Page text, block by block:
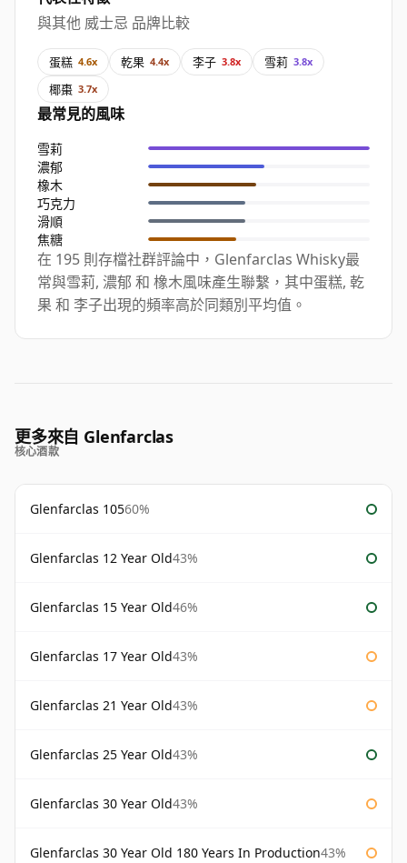
與其他 威士忌 品牌比較
蛋糕 4.6x 乾果 4.4x 李子 3.8x 雪莉 3.8x
椰棗 3.7x
最常見的風味
雪莉
濃郁
橡木
巧克力
滑順
焦糖
在 195 則存檔社群評論中，Glenfarclas Whisky最
常與雪莉, 濃郁 和 橡木風味產生聯繫，其中蛋糕, 乾
果 和 李子出現的頻率高於同類別平均值。
更多來自 Glenfarclas
核心酒款
Glenfarclas 10560%
Glenfarclas 12 Year Old43%
Glenfarclas 15 Year Old46%
Glenfarclas 17 Year Old43%
Glenfarclas 21 Year Old43%
Glenfarclas 25 Year Old43%
Glenfarclas 30 Year Old43%
Glenfarclas 30 Year Old 180 Years In Production43%